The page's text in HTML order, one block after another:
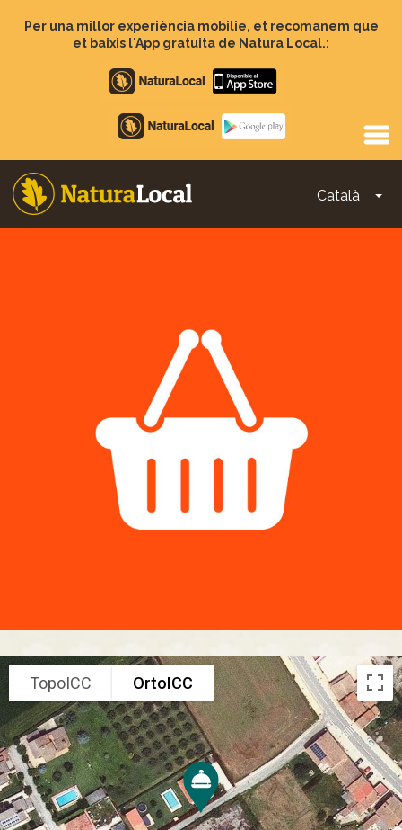
Per una millor experiència mobilie, et recomanem que
et baixis l'App gratuita de Natura Local.:
Apple
store
Google
Play
Català
Main
TopoICC OrtoICC